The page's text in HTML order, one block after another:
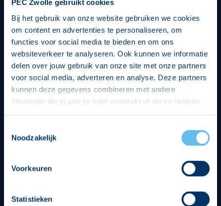
PEC Zwolle gebruikt cookies
Bij het gebruik van onze website gebruiken we cookies
om content en advertenties te personaliseren, om
functies voor social media te bieden en om ons
websiteverkeer te analyseren. Ook kunnen we informatie
delen over jouw gebruik van onze site met onze partners
voor social media, adverteren en analyse. Deze partners
kunnen deze gegevens combineren met andere
informatie die jij aan ze hebt verstrekt of die ze hebben
op een veilige en integere wijze. Je kunt je toestemming
beheren op de privacy- en cookieverklaring pagina.
Noodzakelijk
Voorkeuren
Statistieken